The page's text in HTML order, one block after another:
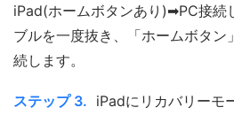
iPad(ホームボタンあり)➡PC接続
ブルを一度抜き、「ホームボタン
続します。
ステップ 3. iPadにリカバリーモ